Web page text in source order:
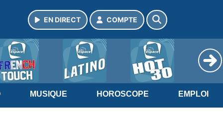
EN DIRECT COMPTE
MUSIQUE HOROSCOPE EMPLOI